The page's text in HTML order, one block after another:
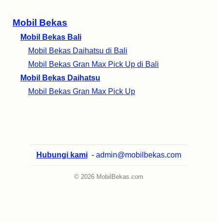
Mobil Bekas
Mobil Bekas Bali
Mobil Bekas Daihatsu di Bali
Mobil Bekas Gran Max Pick Up di Bali
Mobil Bekas Daihatsu
Mobil Bekas Gran Max Pick Up
Hubungi kami - admin@mobilbekas.com
© 2026 MobilBekas.com